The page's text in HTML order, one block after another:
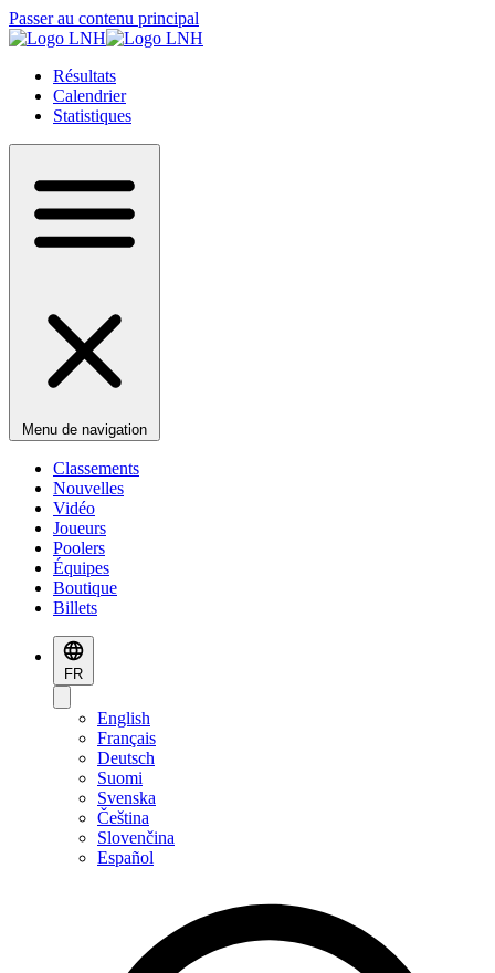
Passer au contenu principal
Résultats
Calendrier
Statistiques
Menu de navigation
Classements
Nouvelles
Vidéo
Joueurs
Poolers
Équipes
Boutique
Billets
FR
English
Français
Deutsch
Suomi
Svenska
Čeština
Slovenčina
Español